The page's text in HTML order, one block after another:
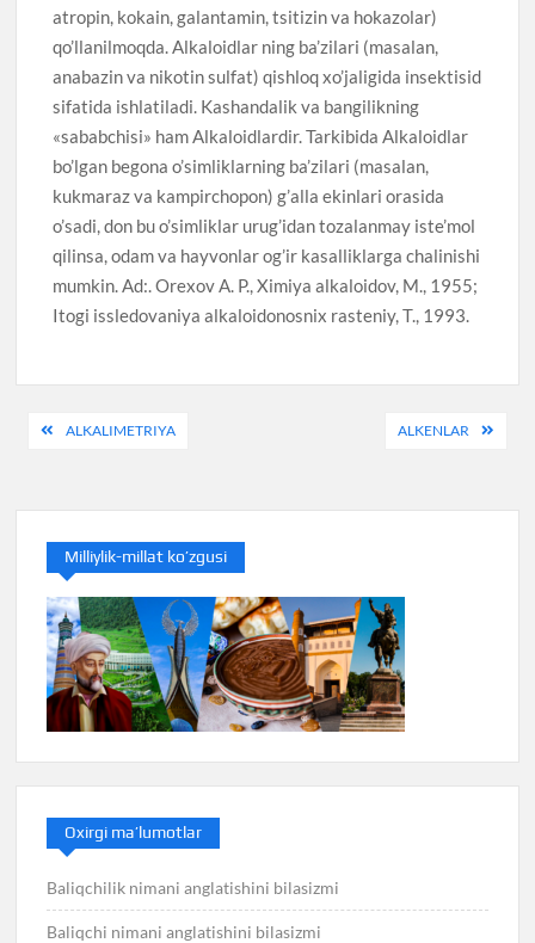
atropin, kokain, galantamin, tsitizin va hokazolar)
qo’llanilmoqda. Alkaloidlar ning ba’zilari (masalan,
anabazin va nikotin sulfat) qishloq xo’jaligida insektisid
sifatida ishlatiladi. Kashandalik va bangilikning
«sababchisi» ham Alkaloidlardir. Tarkibida Alkaloidlar
bo’lgan begona o’simliklarning ba’zilari (masalan,
kukmaraz va kampirchopon) g’alla ekinlari orasida
o’sadi, don bu o’simliklar urug’idan tozalanmay iste’mol
qilinsa, odam va hayvonlar og’ir kasalliklarga chalinishi
mumkin. Ad:. Orexov A. P., Ximiya alkaloidov, M., 1955;
Itogi issledovaniya alkaloidonosnix rasteniy, T., 1993.
PostALKALIMETRIYA ALKENLAR
Milliylik-millat ko’zgusi
Oxirgi ma’lumotlar
Baliqchilik nimani anglatishini bilasizmi
Baliqchi nimani anglatishini bilasizmi